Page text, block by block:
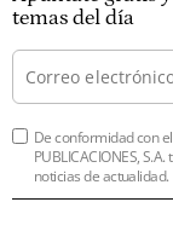
temas del día
De conformidad con el
PUBLICACIONES,
noticias de actualidad.